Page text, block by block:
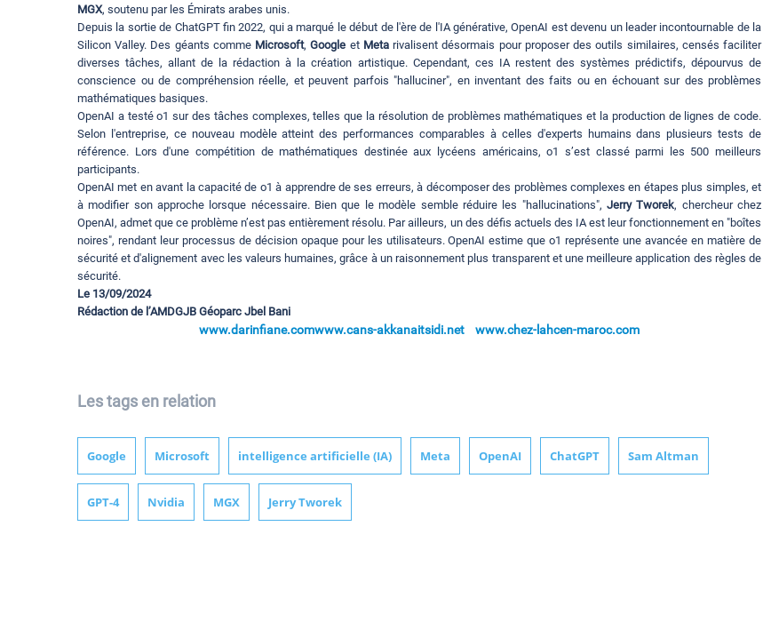
MGX, soutenu par les Émirats arabes unis.
Depuis la sortie de ChatGPT fin 2022, qui a marqué le début de l'ère de l'IA générative, OpenAI est devenu un leader incontournable de la
Silicon Valley. Des géants comme Microsoft,Google et Metarivalisent désormais pour proposer des outils similaires, censés faciliter
diverses tâches, allant de la rédaction à la création artistique. Cependant, ces IA restent des systèmes prédictifs, dépourvus de
conscience ou de compréhension réelle, et peuvent parfois "halluciner", en inventant des faits ou en échouant sur des problèmes
mathématiques basiques.
OpenAI a testé o1 sur des tâches complexes, telles que la résolution de problèmes mathématiques et la production de lignes de code.
Selon l'entreprise, ce nouveau modèle atteint des performances comparables à celles d'experts humains dans plusieurs tests de
référence. Lors d'une compétition de mathématiques destinée aux lycéens américains, o1 s’est classé parmi les 500 meilleurs
participants.
OpenAI met en avant la capacité de o1 à apprendre de ses erreurs, à décomposer des problèmes complexes en étapes plus simples, et
à modifier son approche lorsque nécessaire. Bien que le modèle semble réduire les "hallucinations", Jerry Tworek, chercheur chez
OpenAI, admet que ce problème n’est pas entièrement résolu. Par ailleurs, un des défis actuels des IA est leur fonctionnement en "boîtes
noires", rendant leur processus de décision opaque pour les utilisateurs. OpenAI estime que o1 représente une avancée en matière de
sécurité et d'alignement avec les valeurs humaines, grâce à un raisonnement plus transparent et une meilleure application des règles de
sécurité.
Le 13/09/2024
Rédaction de l’AMDGJB Géoparc Jbel Bani
www.darinfiane.comwww.cans-akkanaitsidi.net www.chez-lahcen-maroc.com
Les tags en relation
Google Microsoft intelligence artificielle (IA) Meta OpenAI ChatGPT Sam Altman
GPT-4 Nvidia MGX Jerry Tworek